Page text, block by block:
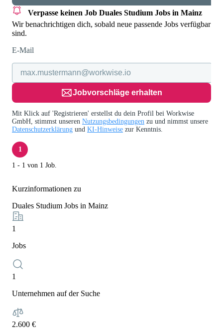
Verpasse keinen Job Duales Studium Jobs in Mainz
Wir benachrichtigen dich, sobald neue passende Jobs verfügbar
sind.
E-Mail
Jobvorschläge erhalten
Mit Klick auf 'Registrieren' erstellst du dein Profil bei Workwise
GmbH, stimmst unseren Nutzungsbedingungen zu und nimmst unsere
Datenschutzerklärung und KI-Hinweise zur Kenntnis.
1
1 - 1 von 1 Job.
Kurzinformationen zu
Duales Studium Jobs in Mainz
1
Jobs
1
Unternehmen auf der Suche
2.600 €